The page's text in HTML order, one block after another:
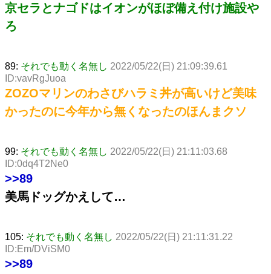
京セラとナゴドはイオンがほぼ備え付け施設や
ろ
89: それでも動く名無し 2022/05/22(日) 21:09:39.61
ID:vavRgJuoa
ZOZOマリンのわさびハラミ丼が高いけど美味
かったのに今年から無くなったのほんまクソ
99: それでも動く名無し 2022/05/22(日) 21:11:03.68
ID:0dq4T2Ne0
>>89
美馬ドッグかえして…
105: それでも動く名無し 2022/05/22(日) 21:11:31.22
ID:Em/DViSM0
>>89